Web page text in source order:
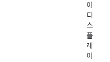
이
디
스
플
레
이